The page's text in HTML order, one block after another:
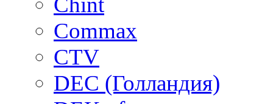
Commax
CTV
DEC (Голландия)